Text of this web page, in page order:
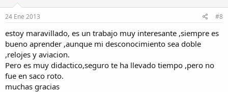
24 Ene 2013 #8
estoy maravillado, es un trabajo muy interesante ,siempre es
bueno aprender ,aunque mi desconocimiento sea doble
,relojes y aviacion.
Pero es muy didactico,seguro te ha llevado tiempo ,pero no
fue en saco roto.
muchas gracias